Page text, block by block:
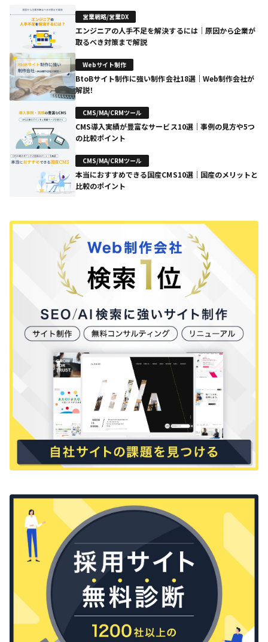
営業戦略/営業DX
エンジニアの人手不足を解決するには｜原因から企業が
取るべき対策まで解説
Webサイト制作
BtoBサイト制作に強い制作会社18選｜Web制作会社が
解説！
CMS/MA/CRMツール
CMS導入実績が豊富なサービス10選｜事例の見方や5つ
の比較ポイント
CMS/MA/CRMツール
本当におすすめできる国産CMS10選｜国産のメリットと
比較のポイント